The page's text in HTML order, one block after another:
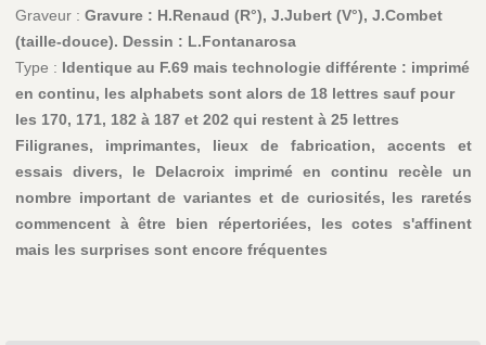
Graveur : Gravure : H.Renaud (R°), J.Jubert (V°), J.Combet
(taille-douce). Dessin : L.Fontanarosa
Type : Identique au F.69 mais technologie différente : imprimé
en continu, les alphabets sont alors de 18 lettres sauf pour
les 170, 171, 182 à 187 et 202 qui restent à 25 lettres
Filigranes, imprimantes, lieux de fabrication, accents et
essais divers, le Delacroix imprimé en continu recèle un
nombre important de variantes et de curiosités, les raretés
commencent à être bien répertoriées, les cotes s'affinent
mais les surprises sont encore fréquentes